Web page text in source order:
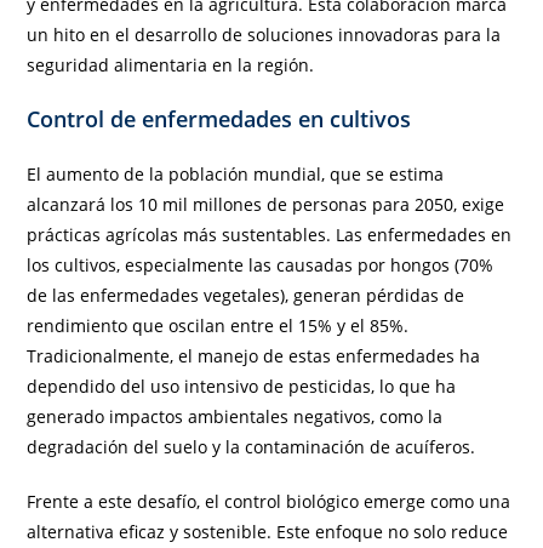
un hito en el desarrollo de soluciones innovadoras para la
seguridad alimentaria en la región.
Control de enfermedades en cultivos
El aumento de la población mundial, que se estima
alcanzará los 10 mil millones de personas para 2050, exige
prácticas agrícolas más sustentables. Las enfermedades en
los cultivos, especialmente las causadas por hongos (70%
de las enfermedades vegetales), generan pérdidas de
rendimiento que oscilan entre el 15% y el 85%.
Tradicionalmente, el manejo de estas enfermedades ha
dependido del uso intensivo de pesticidas, lo que ha
generado impactos ambientales negativos, como la
degradación del suelo y la contaminación de acuíferos.
Frente a este desafío, el control biológico emerge como una
alternativa eficaz y sostenible. Este enfoque no solo reduce